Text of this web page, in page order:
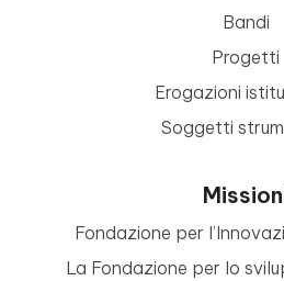
Bandi
Progetti
Erogazioni
Soggetti
Fondazione per
La Fondazione per lo